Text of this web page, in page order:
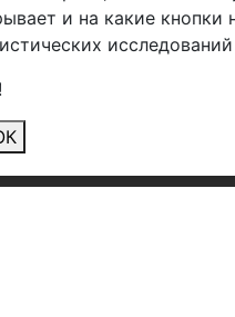
и на какие кнопки